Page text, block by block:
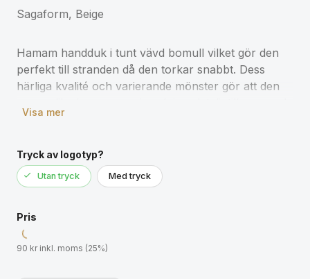
Sagaform, Beige
Hamam handduk i tunt vävd bomull vilket gör den
perfekt till stranden då den torkar snabbt. Dess
härliga kvalité och varierande mönster gör att den
som bordsduk på altanen eller varför inte som
Handduken har fransar på kortsidorna.
Material: Bomull
Visa mer
Tryck av logotyp?
Utan tryck Med tryck
Pris
90 kr inkl. moms (25%)